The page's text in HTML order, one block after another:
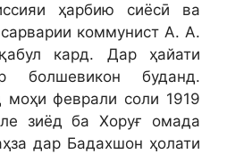
ҳарбию сиёсӣ ва
коммунист А. А.
кард. Дар ҳайати
болшевикон буданд.
моҳи феврали соли 1919
зиёд ба Хоруғ омада
дар Бадахшон ҳолати